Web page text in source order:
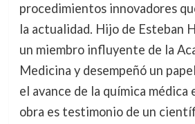
procedimientos innovadores
la actualidad. Hijo de Esteban
un miembro influyente de la
Medicina y desempeñó un
el avance de la química médica
obra es testimonio de un